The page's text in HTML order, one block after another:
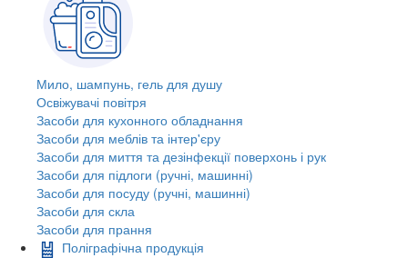
Мило, шампунь, гель для душу
Освіжувачі повітря
Засоби для кухонного обладнання
Засоби для меблів та інтер'єру
Засоби для миття та дезінфекції поверхонь і рук
Засоби для підлоги (ручні, машинні)
Засоби для посуду (ручні, машинні)
Засоби для скла
Засоби для прання
Поліграфічна продукція